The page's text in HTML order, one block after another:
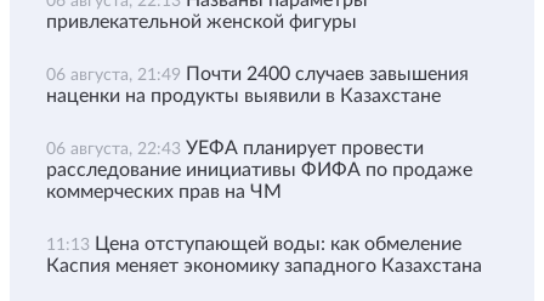
привлекательной женской фигуры
06 августа, 21:49 Почти 2400 случаев завышения
наценки на продукты выявили в Казахстане
06 августа, 22:43 УЕФА планирует провести
расследование инициативы ФИФА по продаже
коммерческих прав на ЧМ
11:13 Цена отступающей воды: как обмеление
Каспия меняет экономику западного Казахстана